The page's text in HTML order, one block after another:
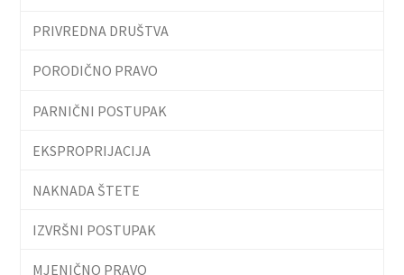
PRIVREDNA DRUŠTVA
PORODIČNO PRAVO
PARNIČNI POSTUPAK
EKSPROPRIJACIJA
NAKNADA ŠTETE
IZVRŠNI POSTUPAK
MJENIČNO PRAVO